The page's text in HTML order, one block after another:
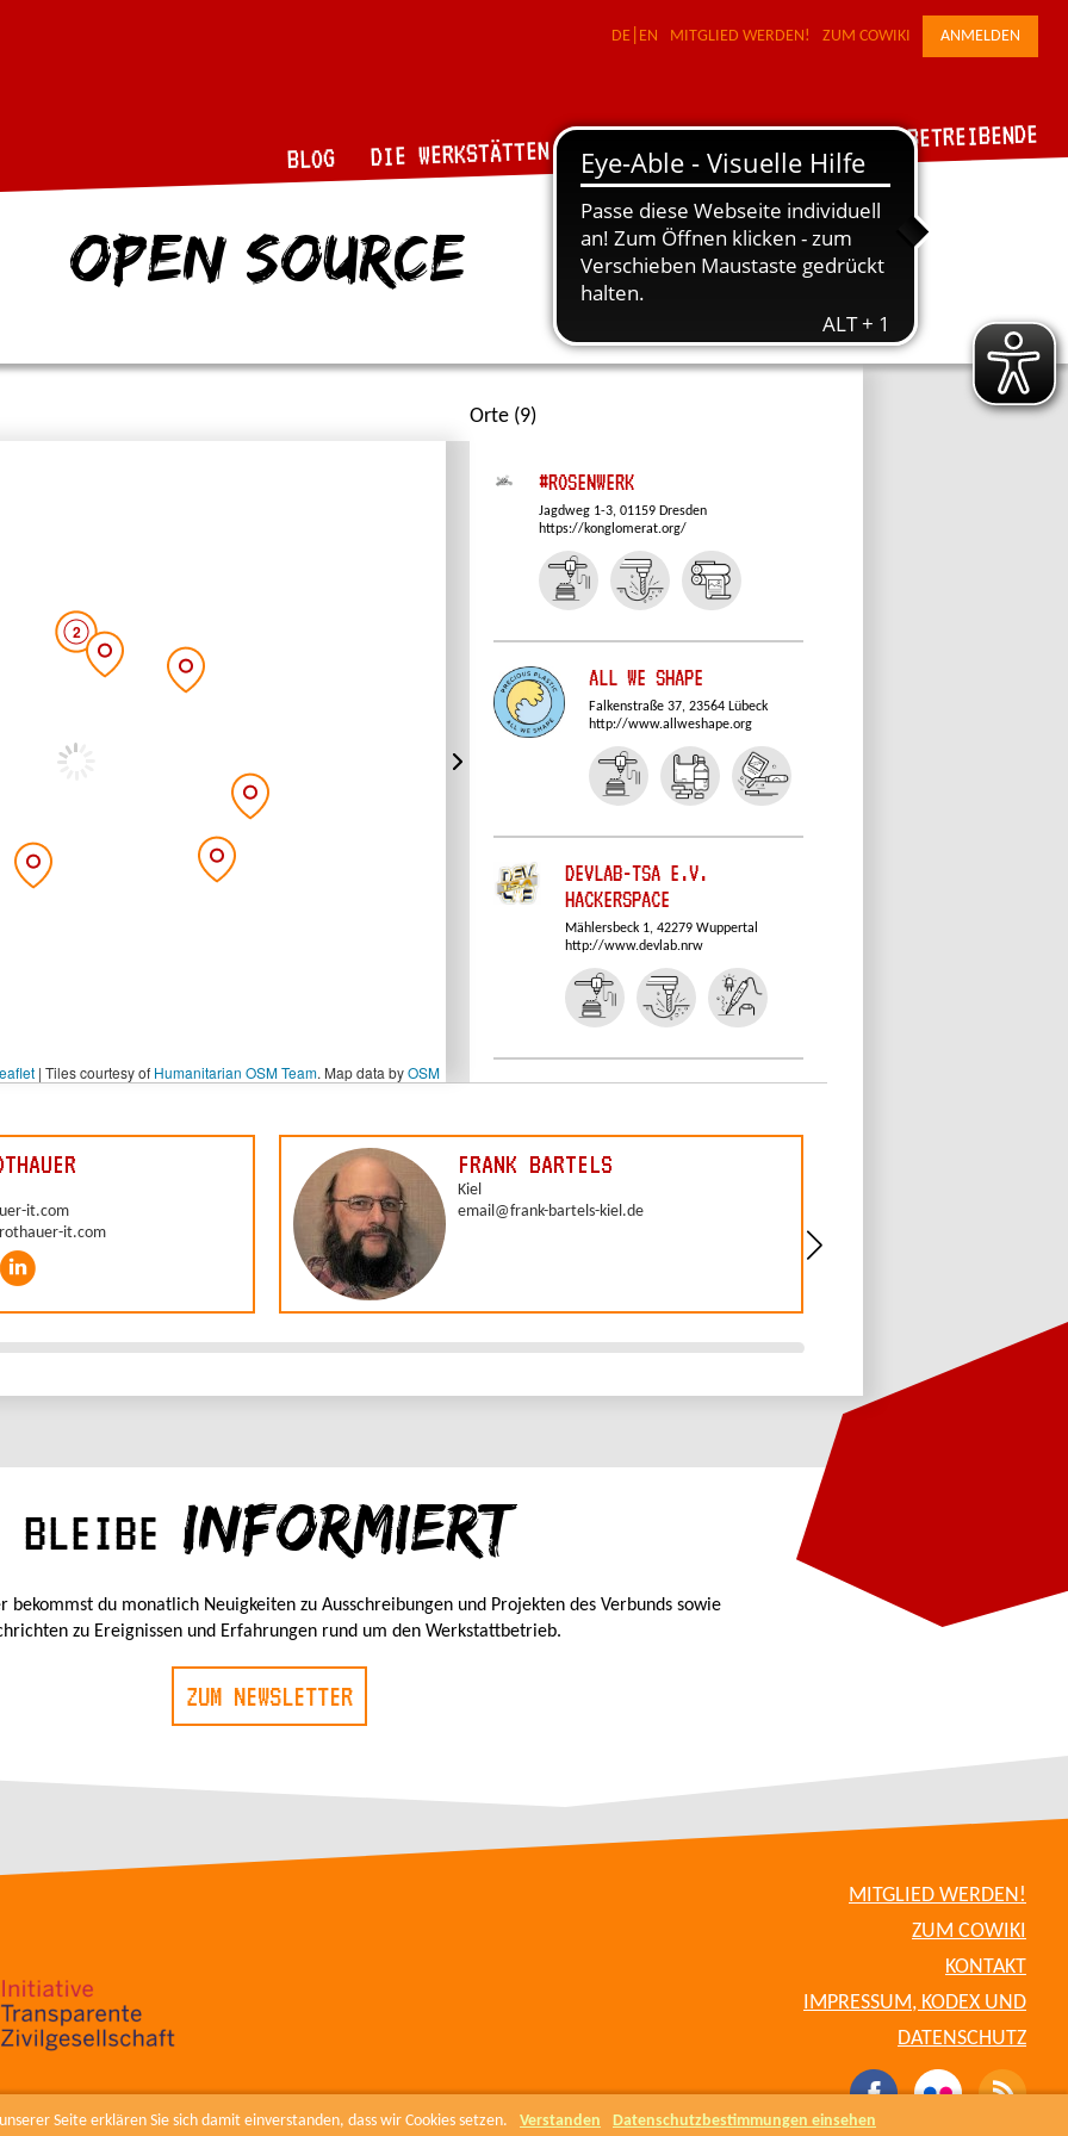
Seite erklären Sie sich damit einverstanden, dass wir Cookies setzen. Verstanden Datenschutzbestimmungen einsehen
DE EN MITGLIED WERDEN! ZUM COWIKI ANMELDEN
BLOG DIE WERKSTÄTTEN DER VERBUND FÜR WERKSTATTBETREIBENDE
open source
BLEIBE INFORMIERT
bekommst du monatlich Neuigkeiten zu Ausschreibungen und Projekten des Verbunds sowie
zu Ereignissen und Erfahrungen rund um den Werkstattbetrieb.
ZUM NEWSLETTER
MITGLIED WERDEN!
ZUM COWIKI
KONTAKT
IMPRESSUM, KODEX UND
DATENSCHUTZ